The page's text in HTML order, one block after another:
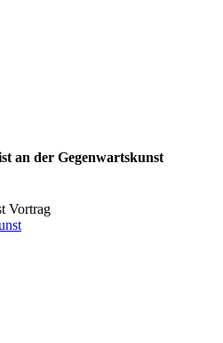
an der Gegenwartskunst
Vortrag